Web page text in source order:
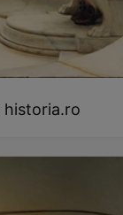
historia.ro